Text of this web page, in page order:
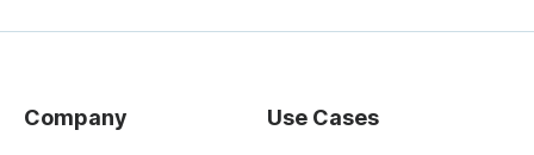
Company Use Cases